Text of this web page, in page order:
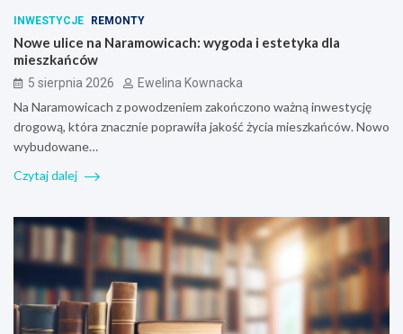
INWESTYCJE REMONTY
Nowe ulice na Naramowicach: wygoda i estetyka dla
mieszkańców
5 sierpnia 2026 Ewelina Kownacka
Na Naramowicach z powodzeniem zakończono ważną inwestycję
drogową, która znacznie poprawiła jakość życia mieszkańców. Nowo
wybudowane…
Czytaj dalej